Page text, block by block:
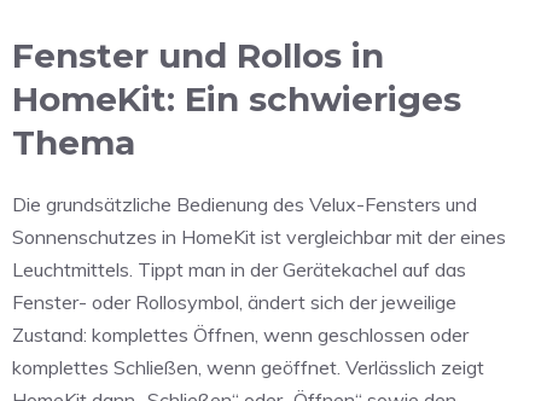
Fenster und Rollos in
HomeKit: Ein schwieriges
Thema
Die grundsätzliche Bedienung des Velux-Fensters und
Sonnenschutzes in HomeKit ist vergleichbar mit der eines
Leuchtmittels. Tippt man in der Gerätekachel auf das
Fenster- oder Rollosymbol, ändert sich der jeweilige
Zustand: komplettes Öffnen, wenn geschlossen oder
komplettes Schließen, wenn geöffnet. Verlässlich zeigt